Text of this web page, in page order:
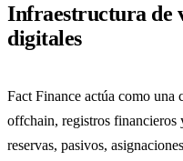
Infraestructura de
digitales
Fact Finance actúa como una
offchain, registros financieros
reservas, pasivos,